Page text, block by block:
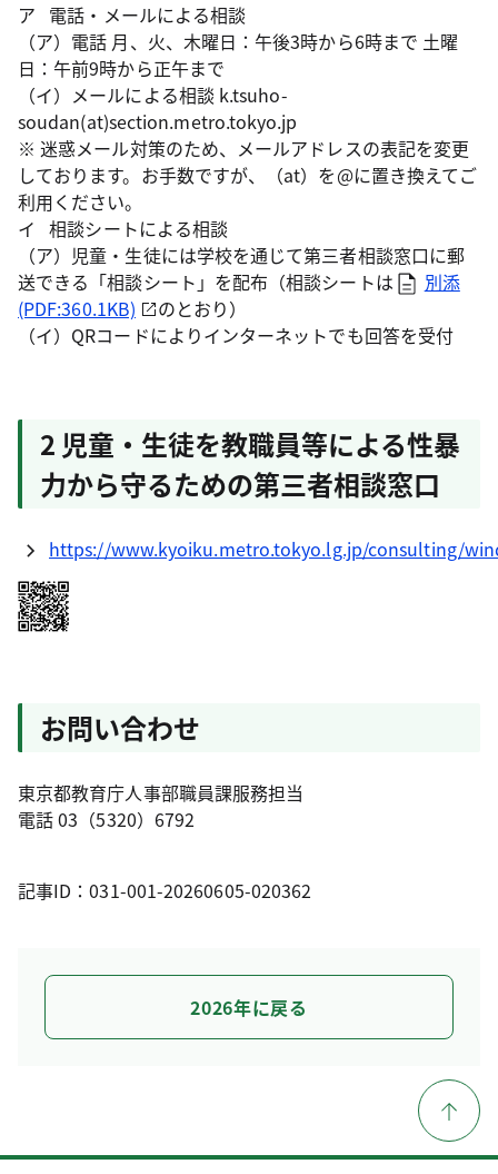
ア 電話・メールによる相談
（ア）電話 月、火、木曜日：午後3時から6時まで 土曜
日：午前9時から正午まで
（イ）メールによる相談 k.tsuho-
soudan(at)section.metro.tokyo.jp
※ 迷惑メール対策のため、メールアドレスの表記を変更
しております。お手数ですが、（at）を@に置き換えてご
利用ください。
イ 相談シートによる相談
（ア）児童・生徒には学校を通じて第三者相談窓口に郵
送できる「相談シート」を配布（相談シートは
別添
(PDF:360.1KB)
のとおり）
（イ）QRコードによりインターネットでも回答を受付
2 児童・生徒を教職員等による性暴
力から守るための第三者相談窓口
https://www.kyoiku.metro.tokyo.lg.jp/consulting/
お問い合わせ
東京都教育庁人事部職員課服務担当
電話 03（5320）6792
記事ID：031-001-20260605-020362
2026年に戻る